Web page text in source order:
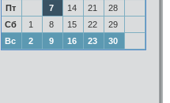
Пт
7 14 21
28
Сб
1 8 15 22
29
Вс
2 9 16 23 30